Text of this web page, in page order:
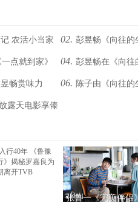
农活小当家 02. 彭昱畅《向往的
引发期待
点就到家》 04. 彭昱畅在《向往
年》中上头
畅赏味力
质时刻
06. 陈子由《向往
露天电影享傣
张鲁一《完美伴侣